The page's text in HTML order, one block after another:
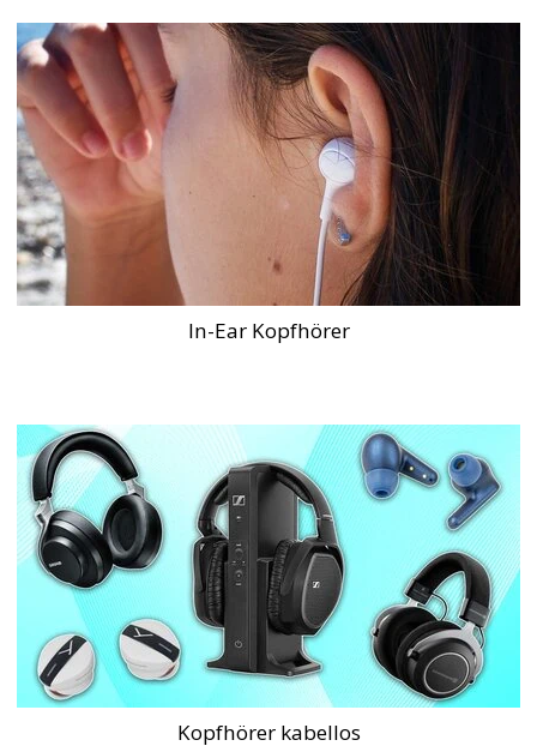
In-Ear Kopfhörer
Kopfhörer kabellos